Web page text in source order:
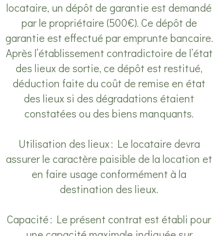
locataire, un dépôt de garantie est demandé
par le propriétaire (500€). Ce dépôt de
garantie est effectué par emprunte bancaire.
Après l’établissement contradictoire de l’état
des lieux de sortie, ce dépôt est restitué,
déduction faite du coût de remise en état
des lieux si des dégradations étaient
constatées ou des biens manquants.
Utilisation des lieux : Le locataire devra
assurer le caractère paisible de la location et
en faire usage conformément à la
destination des lieux.
Capacité : Le présent contrat est établi pour